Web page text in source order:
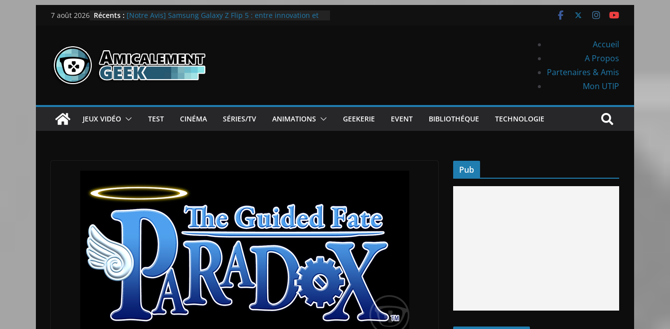
Passer7 août 2026 Récents : [Notre Avis] Samsung Galaxy Z Flip 5 : entre innovation et
[Notre Avis] Spy x Family: Code White
LEGO dévoile la LEGO Technic McLaren P1
Accueil
A Propos
Partenaires & Amis
Mon UTIP
JEUX VIDÉO TEST CINÉMA SÉRIES/TV ANIMATIONS GEEKERIE EVENT BIBLIOTHÉQUE TECHNOLOGIE
Pub